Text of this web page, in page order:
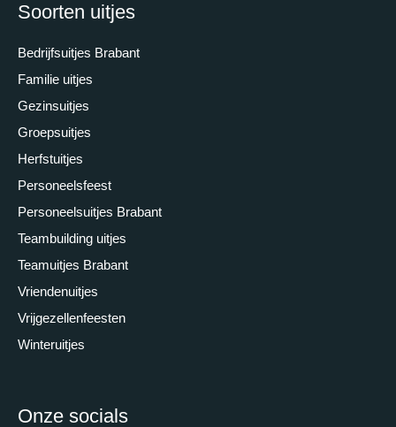
Soorten uitjes
Bedrijfsuitjes Brabant
Familie uitjes
Gezinsuitjes
Groepsuitjes
Herfstuitjes
Personeelsfeest
Personeelsuitjes Brabant
Teambuilding uitjes
Teamuitjes Brabant
Vriendenuitjes
Vrijgezellenfeesten
Winteruitjes
Onze socials